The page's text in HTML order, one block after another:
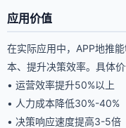
应用价值
在实际应用中，APP地推
本、提升决策效率。具体价
• 运营效率提升50%以上
• 人力成本降低30%-40%
• 决策响应速度提高3-5倍